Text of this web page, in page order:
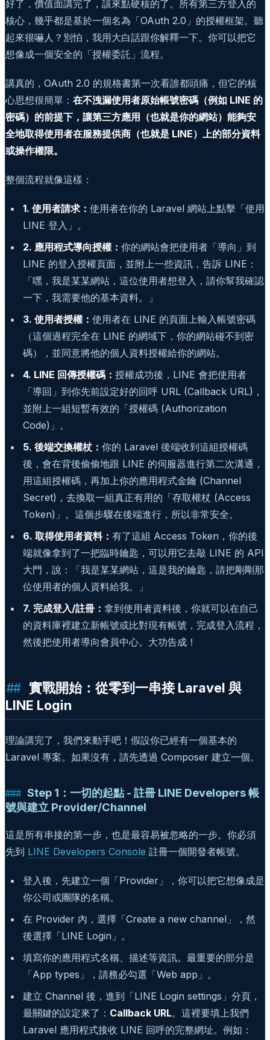
好了，價值面講完了，該來點硬核的了。所有第三方登入的
核心，幾乎都是基於一個名為「OAuth 2.0」的授權框架。聽
起來很嚇人？別怕，我用大白話跟你解釋一下。你可以把它
想像成一個安全的「授權委託」流程。
講真的，OAuth 2.0 的規格書第一次看誰都頭痛，但它的核
心思想很簡單： 在不洩漏使用者原始帳號密碼（例如 LINE 的
密碼）的前提下，讓第三方應用（也就是你的網站）能夠安
全地取得使用者在服務提供商（也就是 LINE）上的部分資料
或操作權限。
整個流程就像這樣：
1. 使用者請求： 使用者在你的 Laravel 網站上點擊「使用
LINE 登入」。
2. 應用程式導向授權： 你的網站會把使用者「導向」到
LINE 的登入授權頁面，並附上一些資訊，告訴 LINE：
「嘿，我是某某網站，這位使用者想登入，請你幫我確認
一下，我需要他的基本資料。」
3. 使用者授權： 使用者在 LINE 的頁面上輸入帳號密碼
（這個過程完全在 LINE 的網域下，你的網站碰不到密
碼），並同意將他的個人資料授權給你的網站。
4. LINE 回傳授權碼： 授權成功後，LINE 會把使用者
「導回」到你先前設定好的回呼 URL (Callback URL)，
並附上一組短暫有效的「授權碼 (Authorization
Code)」。
5. 後端交換權杖： 你的 Laravel 後端收到這組授權碼
後，會在背後偷偷地跟 LINE 的伺服器進行第二次溝通，
用這組授權碼，再加上你的應用程式金鑰 (Channel
Secret)，去換取一組真正有用的「存取權杖 (Access
Token)」。這個步驟在後端進行，所以非常安全。
6. 取得使用者資料： 有了這組 Access Token，你的後
端就像拿到了一把臨時鑰匙，可以用它去敲 LINE 的 API
大門，說：「我是某某網站，這是我的鑰匙，請把剛剛那
位使用者的個人資料給我。」
7. 完成登入/註冊： 拿到使用者資料後，你就可以在自己
的資料庫裡建立新帳號或比對現有帳號，完成登入流程，
然後把使用者導向會員中心。大功告成！
實戰開始：從零到一串接 Laravel 與
LINE Login
理論講完了，我們來動手吧！假設你已經有一個基本的
Laravel 專案。如果沒有，請先透過 Composer 建立一個。
Step 1：一切的起點 - 註冊 LINE Developers 帳
號與建立 Provider/Channel
這是所有串接的第一步，也是最容易被忽略的一步。你必須
先到 LINE Developers Console 註冊一個開發者帳號。
登入後，先建立一個「Provider」，你可以把它想像成是
你公司或團隊的名稱。
在 Provider 內，選擇「Create a new channel」，然
後選擇「LINE Login」。
填寫你的應用程式名稱、描述等資訊。最重要的部分是
「App types」，請務必勾選「Web app」。
建立 Channel 後，進到「LINE Login settings」分頁，
最關鍵的設定來了： Callback URL。這裡要填上我們
Laravel 應用程式接收 LINE 回呼的完整網址。例如：